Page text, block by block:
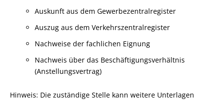
Auskunft aus dem Gewerbezentralregister
Auszug aus dem Verkehrszentralregister
Nachweise der fachlichen Eignung
Nachweis über das Beschäftigungsverhältnis
(Anstellungsvertrag)
Hinweis: Die zuständige Stelle kann weitere Unterlagen